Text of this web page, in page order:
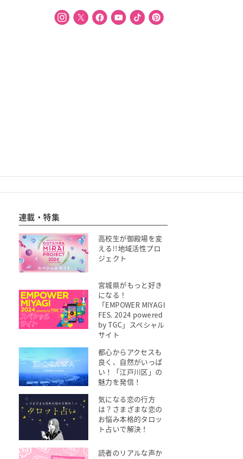
連載・特集
高校生が御殿場を変
える!!地域活性プロ
ジェクト
宮城県がもっと好き
になる！
「EMPOWER MIYAGI
FES. 2024 powered
by TGC」スペシャル
サイト
都心からアクセスも
良く、自然がいっぱ
い！「江戸川区」の
魅力を発信！
気になる恋の行方
は？さまざまな恋の
お悩み本格的タロッ
ト占いで解決！
読者のリアルな声か